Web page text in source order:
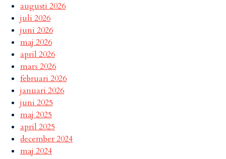
augusti 2026
juli 2026
juni 2026
maj 2026
april 2026
mars 2026
februari 2026
januari 2026
juni 2025
maj 2025
april 2025
december 2024
maj 2024